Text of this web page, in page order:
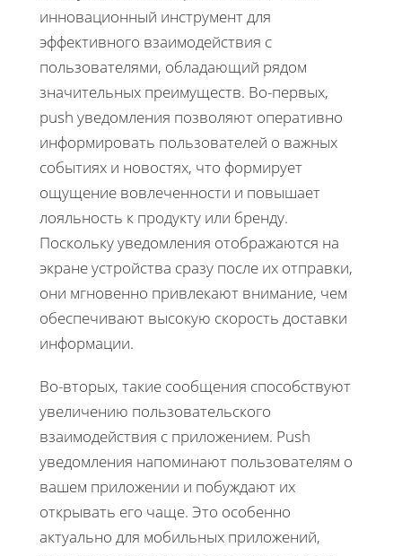
инновационный инструмент для
эффективного взаимодействия с
пользователями, обладающий рядом
значительных преимуществ. Во-первых,
push уведомления позволяют оперативно
информировать пользователей о важных
событиях и новостях, что формирует
ощущение вовлеченности и повышает
лояльность к продукту или бренду.
Поскольку уведомления отображаются на
экране устройства сразу после их отправки,
они мгновенно привлекают внимание, чем
обеспечивают высокую скорость доставки
информации.
Во-вторых, такие сообщения способствуют
увеличению пользовательского
взаимодействия с приложением. Push
уведомления напоминают пользователям о
вашем приложении и побуждают их
открывать его чаще. Это особенно
актуально для мобильных приложений,